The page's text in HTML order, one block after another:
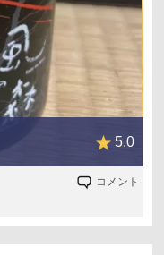
5.0
コメント